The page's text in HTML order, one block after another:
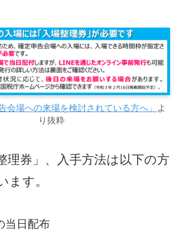
会場への来場を検討されている方へ」
よ
り抜粋
理券」、入手方法は以下の方
ます。
当日配布